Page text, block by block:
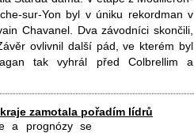
sur-Yon byl v úniku rekordman v
Chavanel. Dva závodníci skončili,
ovlivnil další pád, ve kterém byl
tak vyhrál před Colbrellim a
zamotala pořadím lídrů
a prognózy se